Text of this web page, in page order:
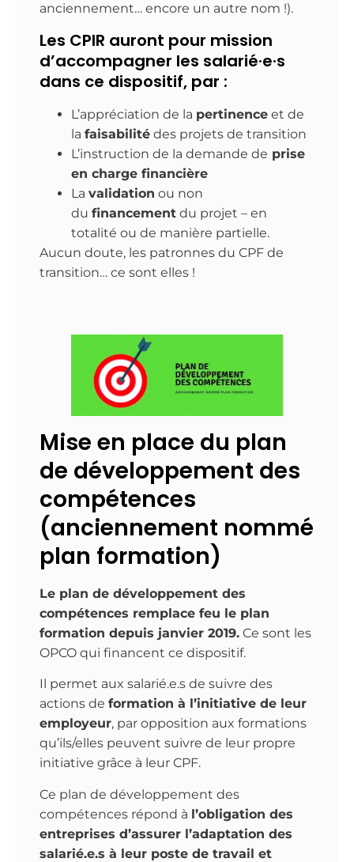
anciennement… encore un autre nom !).
Les CPIR auront pour mission
d’accompagner les salarié·e·s
dans ce dispositif, par :
L’appréciation de la pertinence et de
la faisabilité des projets de transition
L’instruction de la demande de prise
en charge financière
​La validation ou non
du financement du projet – en
totalité ou de manière partielle.
Aucun doute, les patronnes du CPF de
transition… ce sont elles !
Mise en place du plan
de développement des
compétences
(anciennement nommé
plan formation)
Le plan de développement des
compétences remplace feu le plan
formation depuis janvier 2019. Ce sont les
OPCO qui financent ce dispositif.
Il permet aux salarié.e.s de suivre des
actions de formation à l’initiative de leur
employeur, par opposition aux formations
qu’ils/elles peuvent suivre de leur propre
initiative grâce à leur CPF.
Ce plan de développement des
compétences répond à l’obligation des
entreprises d’assurer l’adaptation des
salarié.e.s à leur poste de travail et